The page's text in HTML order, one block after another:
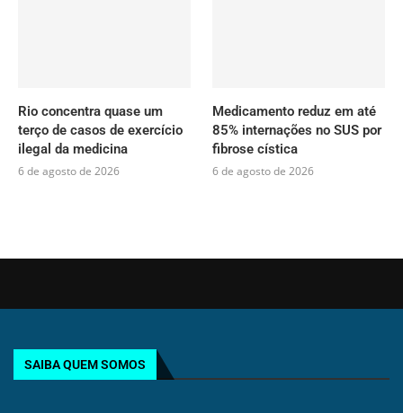
Rio concentra quase um
terço de casos de exercício
ilegal da medicina
6 de agosto de 2026
Medicamento reduz em até
85% internações no SUS por
fibrose cística
6 de agosto de 2026
SAIBA QUEM SOMOS